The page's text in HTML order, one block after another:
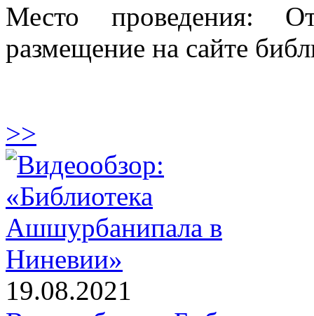
Место проведения:
размещение на сайте
>>
19.08.2021